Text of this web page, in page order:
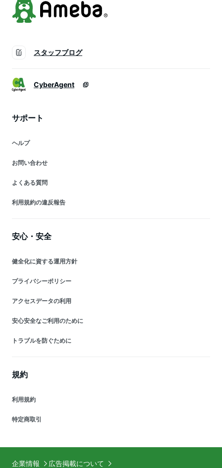
スタッフブログ
CyberAgent
サポート
ヘルプ
お問い合わせ
よくある質問
利用規約の違反報告
安心・安全
健全化に資する運用方針
プライバシーポリシー
アクセスデータの利用
安心安全なご利用のために
トラブルを防ぐために
規約
利用規約
特定商取引
企業情報 広告掲載について